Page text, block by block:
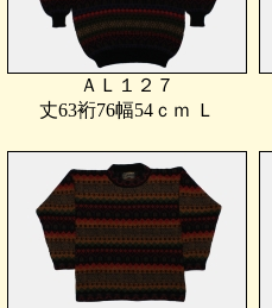
ＡＬ１２７
丈63裄76幅54ｃｍ Ｌ